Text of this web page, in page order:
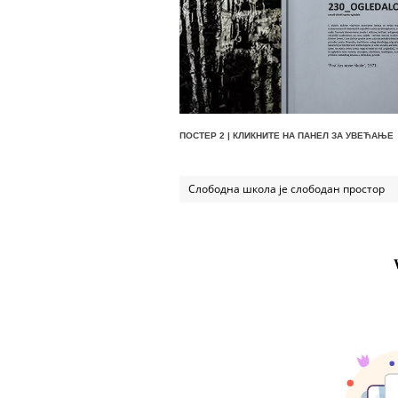
ПОСТЕР 2 | КЛИКНИТЕ НА ПАНЕЛ ЗА УВЕЋАЊЕ
Слободна школа је слободан простор